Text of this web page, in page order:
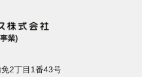
業)
2丁目1番43号